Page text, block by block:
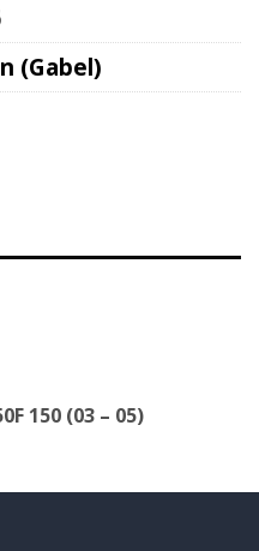
(Gabel)
150 (03 – 05)